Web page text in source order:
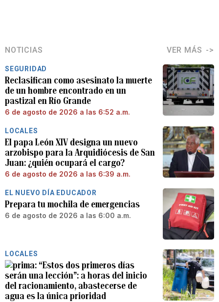
NOTICIAS VER MÁS
SEGURIDAD
Reclasifican como asesinato la muerte
de un hombre encontrado en un
pastizal en Río Grande
6 de agosto de 2026 a las 6:52 a.m.
LOCALES
El papa León XIV designa un nuevo
arzobispo para la Arquidiócesis de San
Juan: ¿quién ocupará el cargo?
6 de agosto de 2026 a las 6:39 a.m.
EL NUEVO DÍA EDUCADOR
Prepara tu mochila de emergencias
6 de agosto de 2026 a las 6:00 a.m.
LOCALES
“Estos dos primeros días
serán una lección”: a horas del inicio
del racionamiento, abastecerse de
agua es la única prioridad